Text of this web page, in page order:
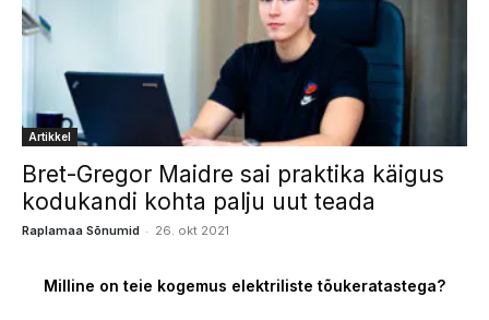
Artikkel
Bret-Gregor Maidre sai praktika käigus
kodukandi kohta palju uut teada
Raplamaa Sõnumid - 26. okt 2021
Milline on teie kogemus elektriliste tõukeratastega?